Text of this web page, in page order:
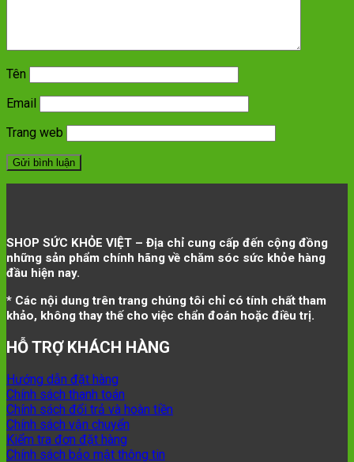
Tên
Email
Trang web
SHOP SỨC KHỎE VIỆT – Địa chỉ cung cấp đến cộng đồng
những sản phẩm chính hãng về chăm sóc sức khỏe hàng
đầu hiện nay.
* Các nội dung trên trang chúng tôi chỉ có tính chất tham
khảo, không thay thế cho việc chẩn đoán hoặc điều trị.
HỖ TRỢ KHÁCH HÀNG
Hướng dẫn đặt hàng
Chính sách thanh toán
Chính sách đổi trả và hoàn tiền
Chính sách vận chuyển
Kiểm tra đơn đặt hàng
Chính sách bảo mật thông tin